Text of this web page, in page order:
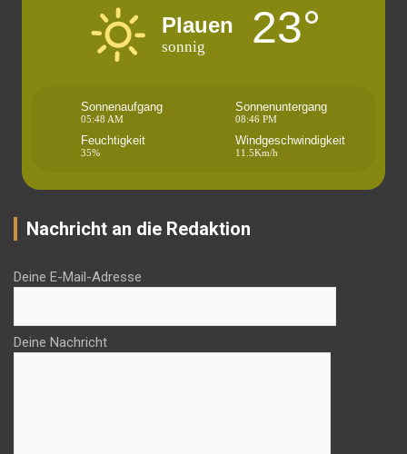
Plauen
sonnig 23°
Sonnenaufgang
05:48 AM
Sonnenuntergang
08:46 PM
Feuchtigkeit
35%
Windgeschwindigkeit
11.5Km/h
Nachricht an die Redaktion
Deine E-Mail-Adresse
Deine Nachricht